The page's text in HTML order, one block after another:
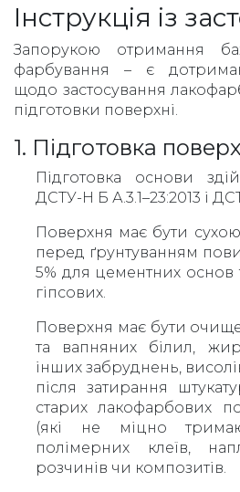
Інструкція із
Запорукою отримання
фарбування – є
щодо застосування
підготовки поверхні.
1. Підготовка
Підготовка основи
ДСТУ-Н Б А.3.1–23:2013 і
Поверхня має бути
перед ґрунтуванням
5% для цементних основ
гіпсових.
Поверхня має бути
та вапняних білил,
інших забруднень,
після затирання
старих лакофарбових
(які не міцно
полімерних клеїв,
розчинів чи композитів.